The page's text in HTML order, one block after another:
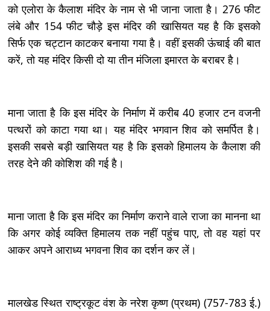
को एलोरा के कैलाश मंदिर के नाम से भी जाना जाता है। 276 फीट
लंबे और 154 फीट चौड़े इस मंदिर की खासियत यह है कि इसको
सिर्फ एक चट्टान काटकर बनाया गया है। वहीं इसकी ऊंचाई की बात
करें, तो यह मंदिर किसी दो या तीन मंजिला इमारत के बराबर है।
माना जाता है कि इस मंदिर के निर्माण में करीब 40 हजार टन वजनी
पत्थरों को काटा गया था। यह मंदिर भगवान शिव को समर्पित है।
इसकी सबसे बड़ी खासियत यह है कि इसको हिमालय के कैलाश की
तरह देने की कोशिश की गई है।
माना जाता है कि इस मंदिर का निर्माण कराने वाले राजा का मानना था
कि अगर कोई व्यक्ति हिमालय तक नहीं पहुंच पाए, तो वह यहां पर
आकर अपने आराध्य भगवना शिव का दर्शन कर लें।
मालखेड स्थित राष्ट्रकूट वंश के नरेश कृष्ण (प्रथम) (757-783 ई.)